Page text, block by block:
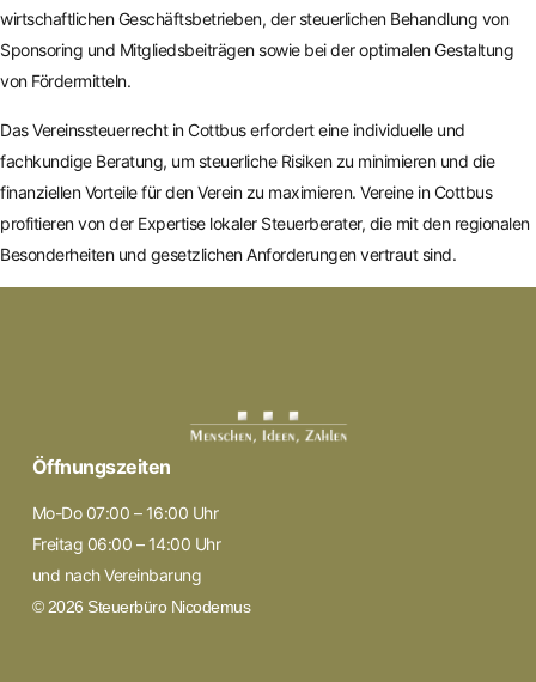
wirtschaftlichen Geschäftsbetrieben, der steuerlichen Behandlung von
Sponsoring und Mitgliedsbeiträgen sowie bei der optimalen Gestaltung
von Fördermitteln.
Das Vereinssteuerrecht in Cottbus erfordert eine individuelle und
fachkundige Beratung, um steuerliche Risiken zu minimieren und die
finanziellen Vorteile für den Verein zu maximieren. Vereine in Cottbus
profitieren von der Expertise lokaler Steuerberater, die mit den regionalen
Besonderheiten und gesetzlichen Anforderungen vertraut sind.
Öffnungszeiten
Mo-Do 07:00 – 16:00 Uhr
Freitag 06:00 – 14:00 Uhr
und nach Vereinbarung
© 2026 Steuerbüro Nicodemus